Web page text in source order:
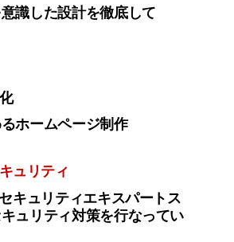
識した設計を徹底して
ホームページ制作
ュリティ
キュリティエキスパートス
ュリティ対策を行なってい